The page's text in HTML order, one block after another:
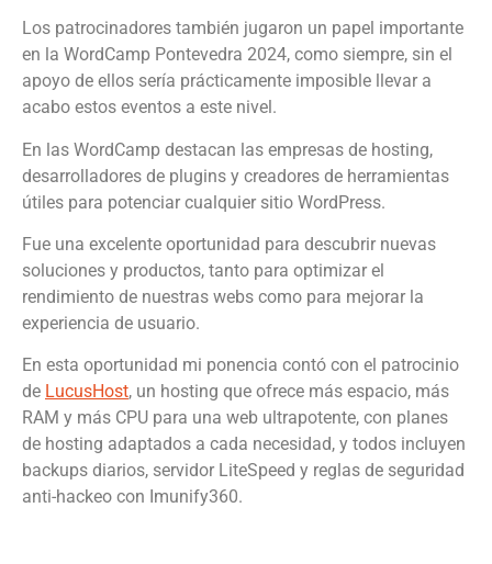
Los patrocinadores también jugaron un papel importante
en la WordCamp Pontevedra 2024, como siempre, sin el
apoyo de ellos sería prácticamente imposible llevar a
acabo estos eventos a este nivel.
En las WordCamp destacan las empresas de hosting,
desarrolladores de plugins y creadores de herramientas
útiles para potenciar cualquier sitio WordPress.
Fue una excelente oportunidad para descubrir nuevas
soluciones y productos, tanto para optimizar el
rendimiento de nuestras webs como para mejorar la
experiencia de usuario.
En esta oportunidad mi ponencia contó con el patrocinio
de LucusHost, un hosting que ofrece más espacio, más
RAM y más CPU para una web ultrapotente, con planes
de hosting adaptados a cada necesidad, y todos incluyen
backups diarios, servidor LiteSpeed y reglas de seguridad
anti-hackeo con Imunify360.